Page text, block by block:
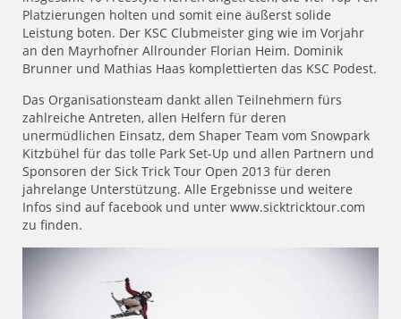
Platzierungen holten und somit eine äußerst solide
Leistung boten. Der KSC Clubmeister ging wie im Vorjahr
an den Mayrhofner Allrounder Florian Heim. Dominik
Brunner und Mathias Haas komplettierten das KSC Podest.
Das Organisationsteam dankt allen Teilnehmern fürs
zahlreiche Antreten, allen Helfern für deren
unermüdlichen Einsatz, dem Shaper Team vom Snowpark
Kitzbühel für das tolle Park Set-Up und allen Partnern und
Sponsoren der Sick Trick Tour Open 2013 für deren
jahrelange Unterstützung. Alle Ergebnisse und weitere
Infos sind auf facebook und unter www.sicktricktour.com
zu finden.